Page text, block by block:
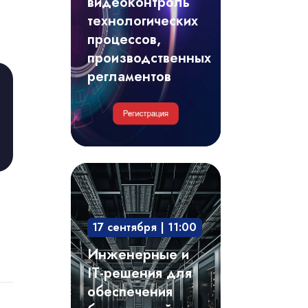
регламентов
технологических
процессов,
производственных
регламентов
Инженерные
и
IT-
решения
для
обеспечения
безотказной
17 сентября | 11:00
Инженерные и
IT-решения для
обеспечения